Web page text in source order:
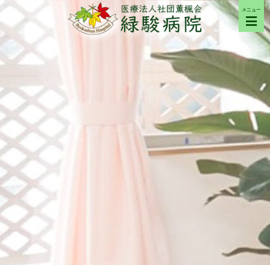
メニュー
ご来院の方へ
病院について
部門紹介
採用希望の方へ
交通アクセス